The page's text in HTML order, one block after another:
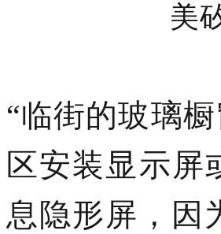
美
“临街的玻璃
区安装显示屏
息隐形屏，因